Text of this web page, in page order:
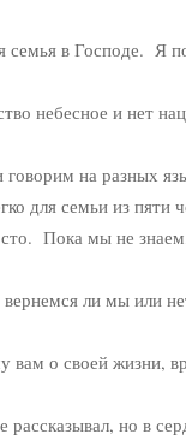
семья в Господе. Я
небесное и нет
говорим на разных
для семьи из пяти
Пока мы не
вернемся ли мы или
о своей жизни,
но в